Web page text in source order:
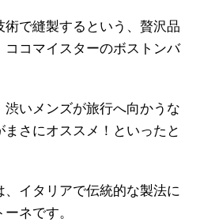
術で縫製するという、贅沢品
コマイスターのボストンバ
いメンズが旅行へ向かうな
さにオススメ！といったと
イタリアで伝統的な製法に
ネです。